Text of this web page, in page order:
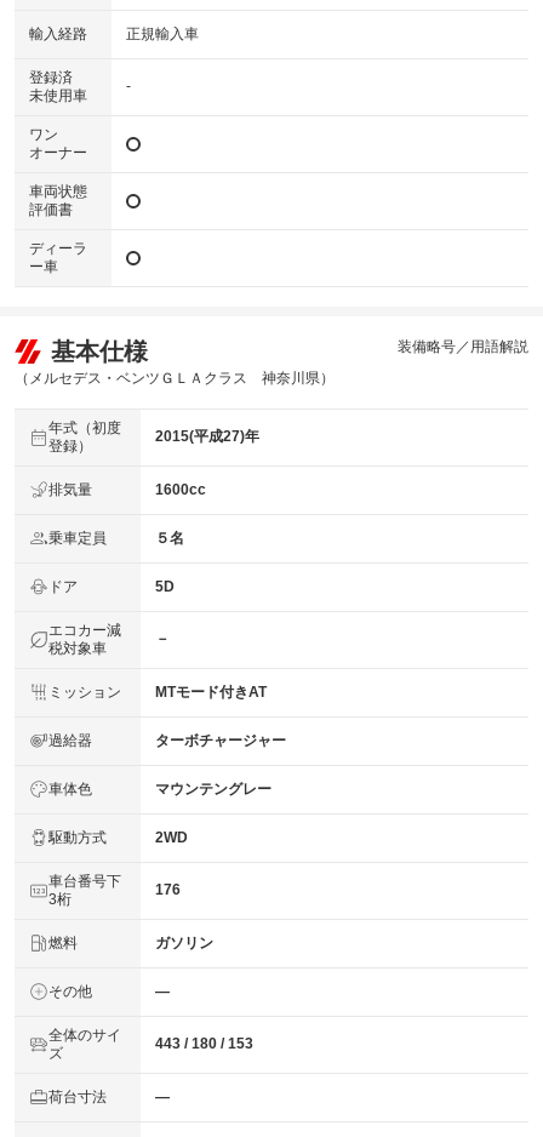
輸入経路 正規輸入車
登録済
未使用車
-
ワン
オーナー
車両状態
評価書
ディーラ
ー車
基本仕様
（メルセデス・ベンツＧＬＡクラス 神奈川県）
装備略号／用語解説
年式（初度
登録）
2015(平成27)年
排気量 1600cc
乗車定員 ５名
ドア 5D
エコカー減
税対象車
－
ミッション MTモード付きAT
過給器 ターボチャージャー
車体色 マウンテングレー
駆動方式 2WD
車台番号下
3桁
176
燃料 ガソリン
その他 ―
全体のサイ
ズ
443 / 180 / 153
荷台寸法 ―